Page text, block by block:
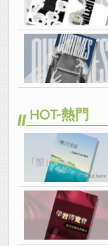
HOT-熱門